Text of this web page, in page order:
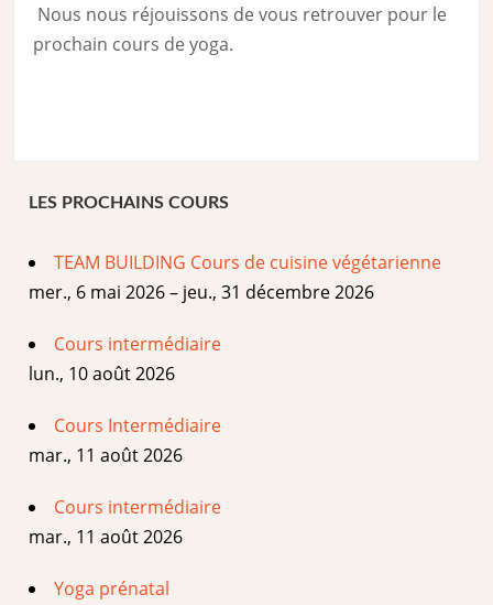
Nous nous réjouissons de vous retrouver pour le
prochain cours de yoga.
LES PROCHAINS COURS
TEAM BUILDING Cours de cuisine végétarienne
mer., 6 mai 2026 – jeu., 31 décembre 2026
Cours intermédiaire
lun., 10 août 2026
Cours Intermédiaire
mar., 11 août 2026
Cours intermédiaire
mar., 11 août 2026
Yoga prénatal